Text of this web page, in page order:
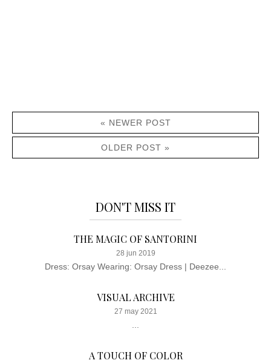
« NEWER POST
OLDER POST »
DON'T MISS IT
THE MAGIC OF SANTORINI
28 jun 2019
Dress: Orsay Wearing: Orsay Dress | Deezee...
VISUAL ARCHIVE
27 may 2021
...
A TOUCH OF COLOR